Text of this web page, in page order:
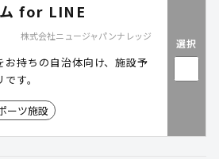
for LINE
株式会社ニュージャパンナレッジ
持ちの自治体向け、施設予
す。
ーツ施設
選択